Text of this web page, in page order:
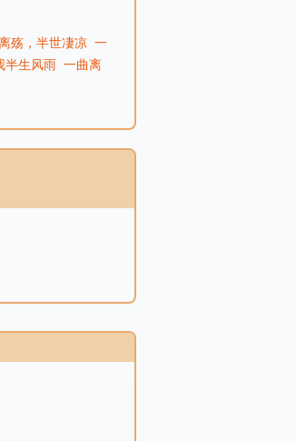
殇，半世凄凉 一
半生风雨 一曲离